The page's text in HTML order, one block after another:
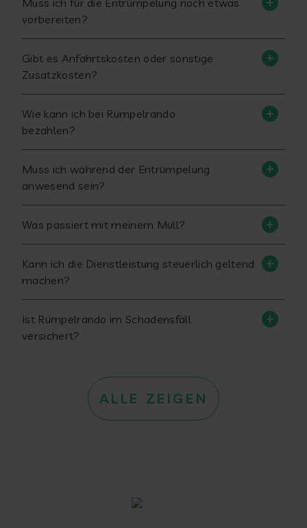
Muss ich für die Entrümpelung noch etwas
vorbereiten?
Gibt es Anfahrtskosten oder sonstige
Zusatzkosten?
Wie kann ich bei Rümpelrando
bezahlen?
Muss ich während der Entrümpelung
anwesend sein?
Was passiert mit meinem Müll?
Kann ich die Dienstleistung steuerlich geltend
machen?
Ist Rümpelrando im Schadensfall
versichert?
ALLE ZEIGEN